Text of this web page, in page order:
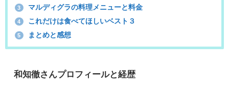
3 マルディグラの料理メニューと料金
4 これだけは食べてほしいベスト３
5 まとめと感想
和知徹さんプロフィールと経歴